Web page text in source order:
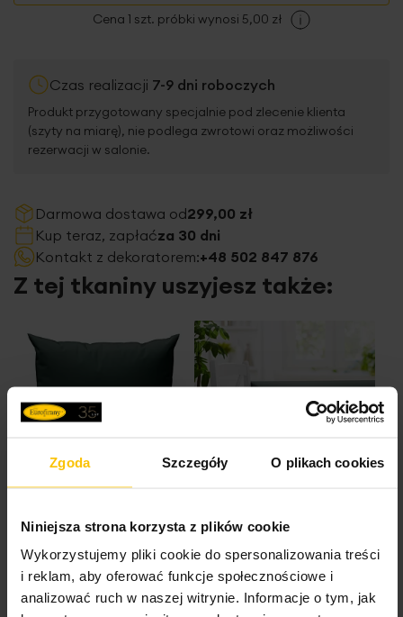
Zgoda Szczegóły O plikach cookies
Niniejsza strona korzysta z plików cookie
Wykorzystujemy pliki cookie do spersonalizowania treści
i reklam, aby oferować funkcje społecznościowe i
analizować ruch w naszej witrynie. Informacje o tym, jak
Cena 1 szt. próbki wynosi 5,00 zł
Czas realizacji 7-9 dni roboczych
Produkt przygotowany specjalnie pod zlecenie klienta
(szyty na miarę), nie podlega zwrotowi oraz możliwości
rezerwacji w salonie.
Darmowa dostawa od299,00 zł
Kup teraz, zapłaćza 30 dni
Kontakt z dekoratorem:+48 502 847 876
Z tej tkaniny uszyjesz także:
Poszewkę szytą na
wymiar
Obrus szyty na
wymiar